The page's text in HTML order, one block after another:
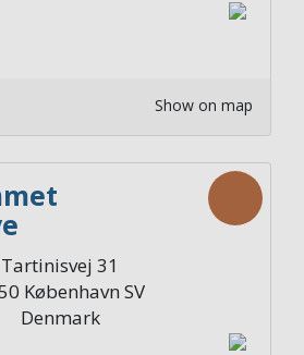
Show on map
3. sal
Tartinisvej 31
København SV
Denmark